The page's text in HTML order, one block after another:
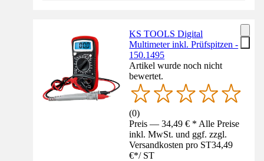
KS TOOLS Digital
Multimeter inkl. Prüfspitzen -
150.1495
Artikel wurde noch nicht
bewertet.
(0)
Preis — 34,49 € * Alle Preise
inkl. MwSt. und ggf. zzgl.
Versandkosten pro ST34,49
€*/ ST